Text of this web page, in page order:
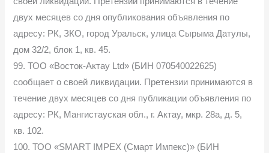
двух месяцев со дня опубликования объявления по
адресу: РК, ЗКО, город Уральск, улица Сырыма Датулы,
дом 32/2, блок 1, кв. 45.
99. ТОО «Восток-Актау Ltd» (БИН 070540022625)
сообщает о своей ликвидации. Претензии принимаются в
течение двух месяцев со дня публикации объявления по
адресу: РК, Мангистауская обл., г. Актау, мкр. 28а, д. 5,
кв. 102.
100. ТОО «SMART IMPEX (Смарт Импекс)» (БИН